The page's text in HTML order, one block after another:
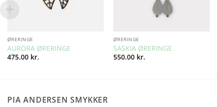
ØRERINGE
AURORA ØRERINGE
475.00 kr.
ØRERINGE
SASKIA ØRERINGE
550.00 kr.
PIA ANDERSEN SMYKKER